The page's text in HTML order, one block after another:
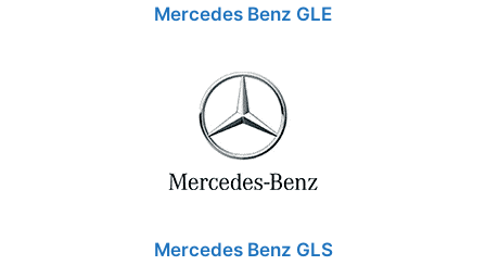
Mercedes Benz GLE
Mercedes Benz GLS